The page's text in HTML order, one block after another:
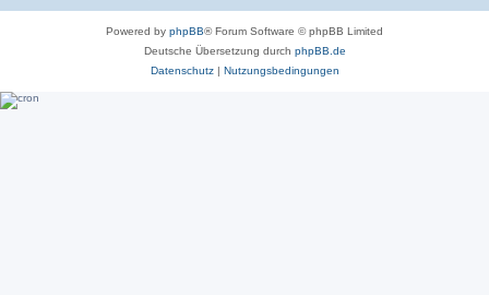
Powered by phpBB® Forum Software © phpBB Limited
Deutsche Übersetzung durch phpBB.de
Datenschutz| Nutzungsbedingungen